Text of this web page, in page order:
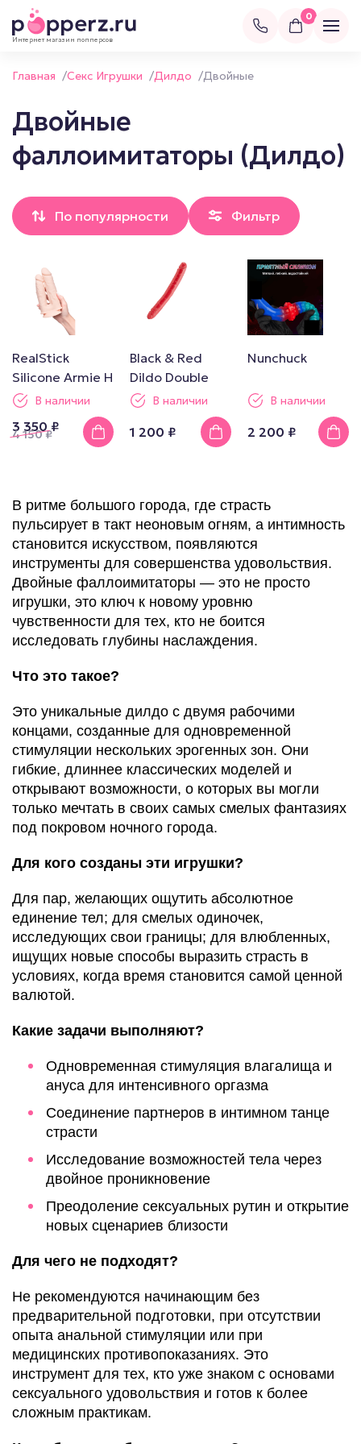
Интернет магазин попперсов
0
Главная /Секс Игрушки /Дилдо /Двойные
Двойные
фаллоимитаторы (Дилдо)
По популярности Фильтр
RealStick
Silicone Armie H
В наличии
3 350 ₽
4 150₽
Black & Red
Dildo Double
В наличии
1 200 ₽
Nunchuck
В наличии
2 200 ₽
В ритме большого города, где страсть
пульсирует в такт неоновым огням, а интимность
становится искусством, появляются
инструменты для совершенства удовольствия.
Двойные фаллоимитаторы — это не просто
игрушки, это ключ к новому уровню
чувственности для тех, кто не боится
исследовать глубины наслаждения.
Что это такое?
Это уникальные дилдо с двумя рабочими
концами, созданные для одновременной
стимуляции нескольких эрогенных зон. Они
гибкие, длиннее классических моделей и
открывают возможности, о которых вы могли
только мечтать в своих самых смелых фантазиях
под покровом ночного города.
Для кого созданы эти игрушки?
Для пар, желающих ощутить абсолютное
единение тел; для смелых одиночек,
исследующих свои границы; для влюбленных,
ищущих новые способы выразить страсть в
условиях, когда время становится самой ценной
валютой.
Какие задачи выполняют?
Одновременная стимуляция влагалища и
ануса для интенсивного оргазма
Соединение партнеров в интимном танце
страсти
Исследование возможностей тела через
двойное проникновение
Преодоление сексуальных рутин и открытие
новых сценариев близости
Для чего не подходят?
Не рекомендуются начинающим без
предварительной подготовки, при отсутствии
опыта анальной стимуляции или при
медицинских противопоказаниях. Это
инструмент для тех, кто уже знаком с основами
сексуального удовольствия и готов к более
сложным практикам.